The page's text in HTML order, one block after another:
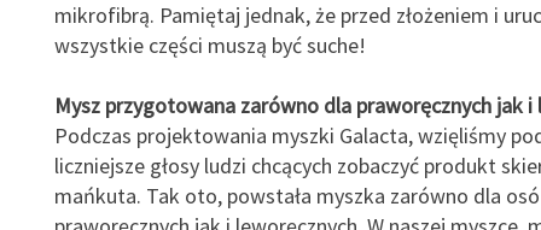
mikrofibrą. Pamiętaj jednak, że przed złożeniem i
wszystkie części muszą być suche!
Mysz przygotowana zarówno dla praworęcznych jak i
Podczas projektowania myszki Galacta, wzięliśmy
liczniejsze głosy ludzi chcących zobaczyć produkt
mańkuta. Tak oto, powstała myszka zarówno dla